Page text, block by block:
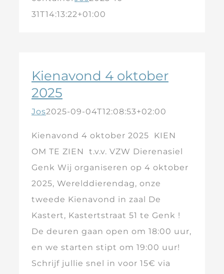
31T14:13:22+01:00
Kienavond 4 oktober
2025
Jos2025-09-04T12:08:53+02:00
Kienavond 4 oktober 2025 KIEN
OM TE ZIEN t.v.v. VZW Dierenasiel
Genk Wij organiseren op 4 oktober
2025, Werelddierendag, onze
tweede Kienavond in zaal De
Kastert, Kastertstraat 51 te Genk !
De deuren gaan open om 18:00 uur,
en we starten stipt om 19:00 uur!
Schrijf jullie snel in voor 15€ via